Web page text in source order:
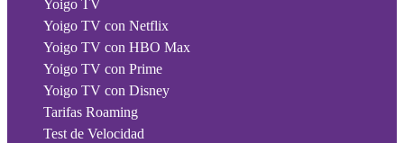
Yoigo TV
Yoigo TV con Netflix
Yoigo TV con HBO Max
Yoigo TV con Prime
Yoigo TV con Disney
Tarifas Roaming
Test de Velocidad